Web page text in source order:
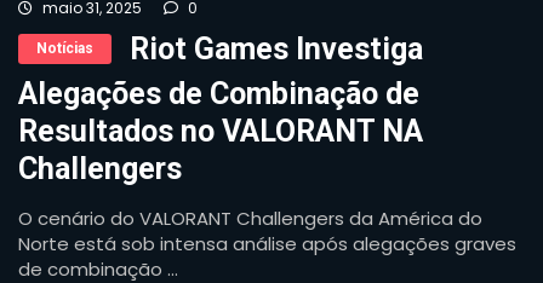
maio 31, 2025 0
Notícias
Riot Games Investiga
Alegações de Combinação de
Resultados no VALORANT NA
Challengers
O cenário do VALORANT Challengers da América do
Norte está sob intensa análise após alegações graves
de combinação ...